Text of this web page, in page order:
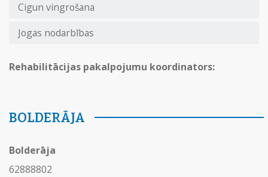
Cigun vingrošana
Jogas nodarbības
Rehabilitācijas pakalpojumu koordinators:
BOLDERĀJA
Bolderāja
62888802